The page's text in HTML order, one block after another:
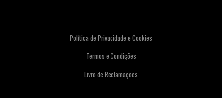
Política de Privacidade e Cookies
Termos e Condições
Livro de Reclamações